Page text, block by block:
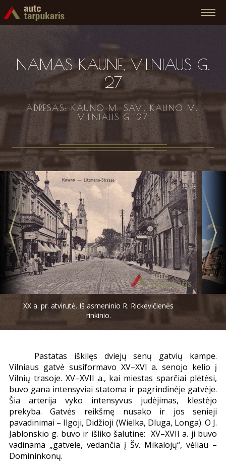
NAMAS KAUNE, VILNIAUS G.
27
ADRESAS: KAUNO M. SAV., KAUNO M.,
VILNIAUS G. 27
XX a. pr. atvirutė. Iš asmeninio R. Rickevičienės
rinkinio.
Pastatas iškilęs dviejų senų gatvių kampe.
Vilniaus gatvė susiformavo XV–XVI a. senojo kelio į
Vilnių trasoje. XV–XVII a., kai miestas sparčiai plėtėsi,
buvo gana intensyviai statoma ir pagrindinėje gatvėje.
Šia arterija vyko intensyvus judėjimas, klestėjo
prekyba. Gatvės reikšmę nusako ir jos senieji
pavadinimai – Ilgoji, Didžioji (Wielka, Dluga, Longa). O J.
Jablonskio g. buvo ir išliko šalutine: XV–XVII a. ji buvo
vadinama „gatvele, vedančia į Šv. Mikalojų“, vėliau –
Domininkonų.